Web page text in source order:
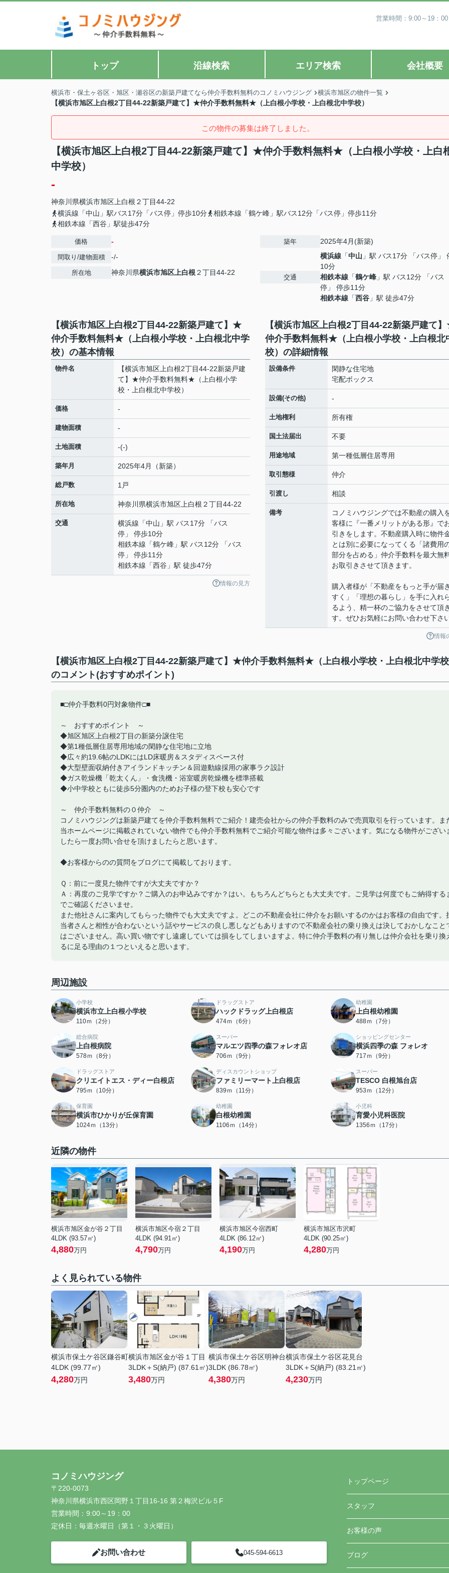
営業時間：9:00～19：
トップ 沿線検索 エリア検索 会社概要
横浜市・保土ヶ谷区・旭区・瀬谷区の新築戸建てなら仲介手数料無料のコノミハウジング 横浜市旭区の物件一覧
【横浜市旭区上白根2丁目44-22新築戸建て】★仲介手数料無料★（上白根小学校・上白根北中学校）
この物件の募集は終了しました。
【横浜市旭区上白根2丁目44-22新築戸建て】★仲介手数料無料★（上白根小学校・上白
中学校）
-
神奈川県横浜市旭区 上白根 ２丁目44-22
横浜線「中山」駅バス17分「バス停」停歩10分
相鉄本線「鶴ケ峰」駅バス12分「バス停」停歩11分
相鉄本線「西谷」駅徒歩47分
価格 -
間取り/建物面積 -/-
所在地 神奈川県横浜市旭区 上白根２丁目44-22
築年 2025年4月(新築)
交通
横浜線 「中山 」駅 バス17分 「バス停」
10分
相鉄本線 「鶴ケ峰 」駅 バス12分 「バス
停」 停歩11分
相鉄本線 「西谷 」駅 徒歩47分
【横浜市旭区上白根2丁目44-22新築戸建て】★
仲介手数料無料★（上白根小学校・上白根北中学
校）の基本情報
物件名
【横浜市旭区上白根2丁目44-22新築戸建
て】★仲介手数料無料★（上白根小学
校・上白根北中学校）
価格 -
建物面積 -
土地面積 -(-)
築年月 2025年4月（新築）
総戸数 1戸
所在地 神奈川県横浜市旭区 上白根 ２丁目44-22
交通 横浜線 「中山 」駅 バス17分 「バス
停」 停歩10分
相鉄本線 「鶴ケ峰 」駅 バス12分 「バス
停」 停歩11分
相鉄本線 「西谷 」駅 徒歩47分
情報の見方
【横浜市旭区上白根2丁目44-22新築戸建て
仲介手数料無料★（上白根小学校・上白根北
校）の詳細情報
設備条件
閑静な住宅地
宅配ボックス
設備(その他) -
土地権利 所有権
国土法届出 不要
用途地域 第一種低層住居専用
取引態様 仲介
引渡し 相談
備考
コノミハウジングでは不動産の購入
客様に『一番メリットがある形』で
引きをします。不動産購入時に物件
とは別に必要になってくる「諸費用
部分を占める」仲介手数料を最大無
お取引きさせて頂きます。
購入者様が「不動産をもっと手が届
すく」「理想の暮らし」を手に入れ
るよう、精一杯のご協力をさせて頂
す。ぜひお気軽にお問い合わせ下さい
情報
【横浜市旭区上白根2丁目44-22新築戸建て】★仲介手数料無料★（上白根小学校・上白根北中学校
のコメント(おすすめポイント)
■□仲介手数料0円対象物件□■
～ おすすめポイント ～
◆旭区旭区上白根2丁目の新築分譲住宅
◆第1種低層住居専用地域の閑静な住宅地に立地
◆広々約19.6帖のLDKにはLD床暖房＆スタディスペース付
◆大型壁面収納付きアイランドキッチン＆回遊動線採用の家事ラク設計
◆ガス乾燥機「乾太くん」・食洗機・浴室暖房乾燥機を標準搭載
◆小中学校ともに徒歩5分圏内のためお子様の登下校も安心です
～ 仲介手数料無料の０仲介 ～
コノミハウジングは新築戸建てを仲介手数料無料でご紹介！建売会社からの仲介手数料のみで売買取引を行っています。ま
当ホームページに掲載されていない物件でも仲介手数料無料でご紹介可能な物件は多々ございます。気になる物件がござい
したら一度お問い合せを頂けましたらと思います。
◆お客様からのの質問をブログにて掲載しております。
Ｑ：前に一度見た物件ですが大丈夫ですか？
Ａ：再度のご見学ですか？ご購入のお申込みですか？はい。もちろんどちらとも大丈夫です。ご見学は何度でもご納得する
でご確認くださいませ。
また他社さんに案内してもらった物件でも大丈夫ですよ。どこの不動産会社に仲介をお願いするのかはお客様の自由です。
当者さんと相性が合わないという話やサービスの良し悪しなどもありますので不動産会社の乗り換えは決しておかしなこと
はございません。高い買い物ですし遠慮していては損をしてしまいますよ。特に仲介手数料の有り無しは仲介会社を乗り換
るに足る理由の１つといえると思います。
周辺施設
小学校
横浜市立上白根小学校
110ｍ（2分）
ドラッグストア
ハックドラッグ上白根店
474ｍ（6分）
幼稚園
上白根幼稚園
488ｍ（7分）
総合病院
上白根病院
578ｍ（8分）
スーパー
マルエツ四季の森フォレオ店
706ｍ（9分）
ショッピングセンター
横浜四季の森 フォレオ
717ｍ（9分）
ドラッグストア
クリエイトエス・ディー白根店
795ｍ（10分）
ディスカウントショップ
ファミリーマート上白根店
839ｍ（11分）
スーパー
TESCO 白根旭台店
953ｍ（12分）
保育園
横浜市ひかりが丘保育園
1024ｍ（13分）
幼稚園
白根幼稚園
1106ｍ（14分）
小児科
育愛小児科医院
1356ｍ（17分）
近隣の物件
横浜市旭区金が谷２丁目
4LDK (93.57㎡)
4,880万円
横浜市旭区今宿２丁目
4LDK (94.91㎡)
4,790万円
横浜市旭区今宿西町
4LDK (86.12㎡)
4,190万円
横浜市旭区市沢町
4LDK (90.25㎡)
4,280万円
よく見られている物件
横浜市保土ケ谷区鎌谷町
4LDK (99.77㎡)
4,280万円
横浜市旭区金が谷１丁目
3LDK＋S(納戸) (87.61㎡)
3,480万円
横浜市保土ケ谷区明神台
3LDK (86.78㎡)
4,380万円
横浜市保土ケ谷区花見台
3LDK＋S(納戸) (83.21㎡)
4,230万円
コノミハウジング
〒220-0073
神奈川県横浜市西区岡野１丁目16-16 第２梅沢ビル５F
営業時間： 9:00～19：00
定休日： 毎週水曜日（第１・３火曜日）
お問い合わせ 045-594-6613
トップページ
スタッフ
お客様の声
ブログ